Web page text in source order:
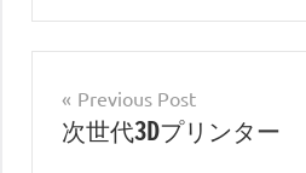
投
稿
Previous Post
次世代3Dプリンター